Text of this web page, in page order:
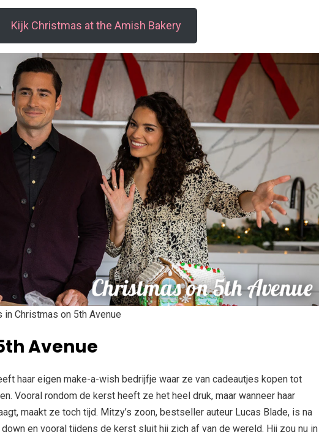
Kijk Christmas at the Amish Bakery
in Christmas on 5th Avenue
Avenue
haar eigen make-a-wish bedrijfje waar ze van cadeautjes kopen tot
Vooral rondom de kerst heeft ze het heel druk, maar wanneer haar
maakt ze toch tijd. Mitzy’s zoon, bestseller auteur Lucas Blade, is na
en vooral tijdens de kerst sluit hij zich af van de wereld. Hij zou nu in